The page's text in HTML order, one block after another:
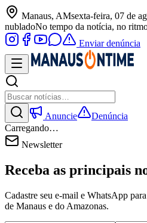
Manaus, AMsexta-feira, 07 de
nubladoNo tempo da notícia, no
Enviar denúncia
Anuncie
Denúncia
Carregando…
Newsletter
Receba as principais
Cadastre seu e-mail e WhatsApp
de Manaus e do Amazonas.